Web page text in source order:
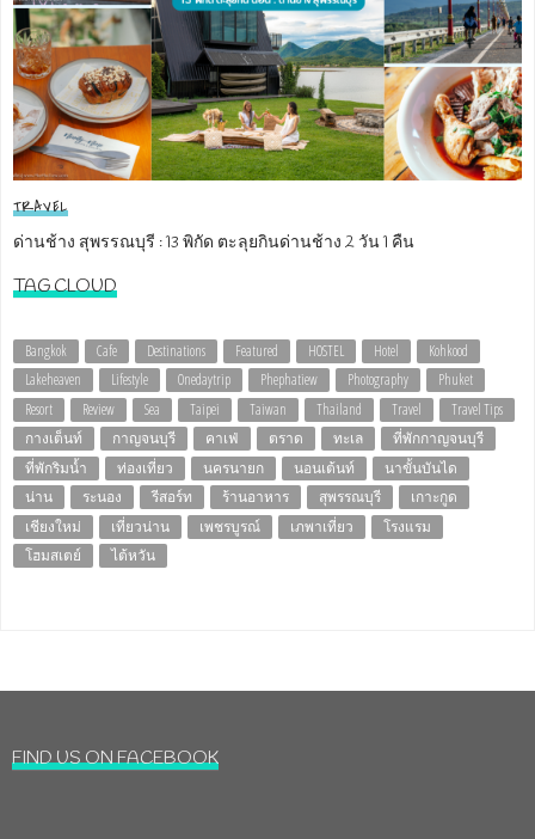
TRAVEL
ด่านช้าง สุพรรณบุรี : 13 พิกัด ตะลุยกินด่านช้าง 2 วัน 1 คืน
TAG CLOUD
Bangkok Cafe Destinations Featured HOSTEL Hotel
Kohkood
Lakeheaven
Lifestyle Onedaytrip Phephatiew Photography
Phuket
Resort
Review Sea Taipei Taiwan Thailand Travel
Travel Tips
กางเต็นท์
กาญจนบุรี คาเฟ่ ตราด ทะเล
ที่พักกาญจนบุรี
ที่พักริมน้ำ
ท่องเที่ยว นครนายก นอนเต้นท์
นาขั้นบันได
น่าน
ระนอง รีสอร์ท ร้านอาหาร สุพรรณบุรี
เกาะกูด
เชียงใหม่
เที่ยวน่าน เพชรบูรณ์ เภพาเที่ยว
โรงแรม
โฮมสเตย์
ไต้หวัน
FIND US ON FACEBOOK